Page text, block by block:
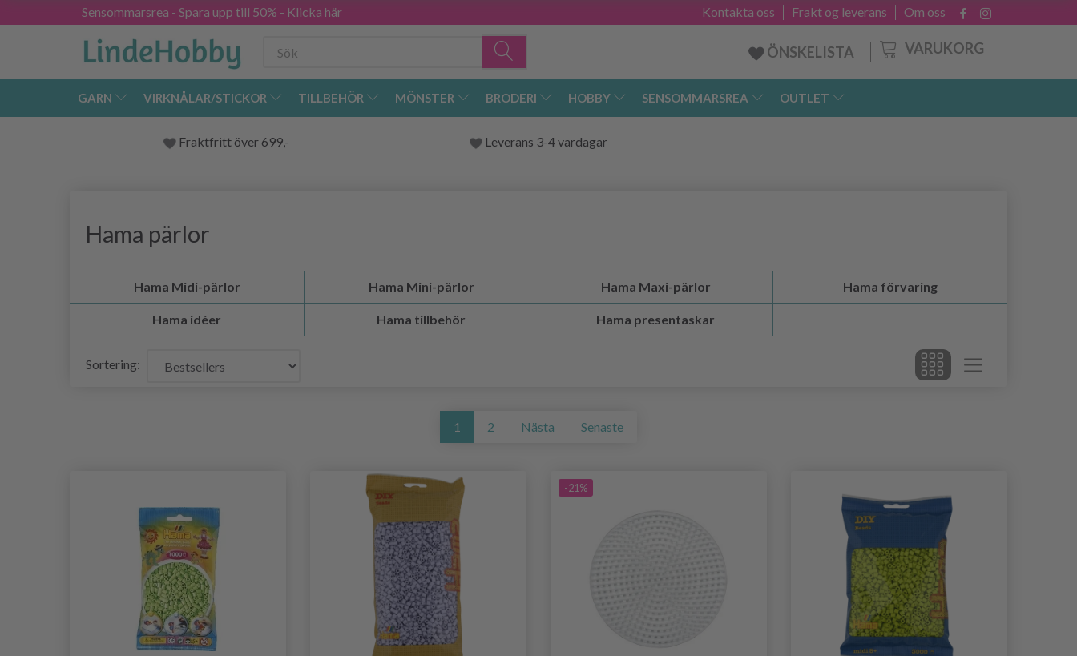
Sensommarsrea - Spara upp till 50% - Klicka här Om oss
Frakt og leverans
Kontakta oss
VARUKORG
ÖNSKELISTA
GARN VIRKNÅLAR/STICKOR TILLBEHÖR MÖNSTER BRODERI HOBBY SENSOMMARSREA OUTLET
Fraktfritt över 699,- Leverans 3-4 vardagar
Hama pärlor
Hama Midi-pärlor Hama Mini-pärlor Hama Maxi-pärlor Hama förvaring
Hama idéer Hama tillbehör Hama presentaskar
Sortering:
1 2 Nästa Senaste
-21%